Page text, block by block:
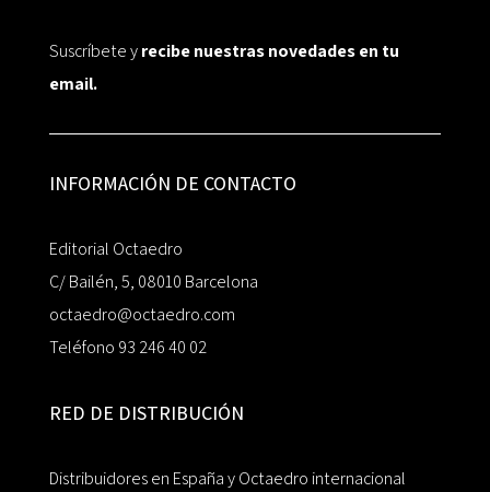
Suscríbete yrecibe nuestras novedades en tu
email.
INFORMACIÓN DE CONTACTO
Editorial Octaedro
C/ Bailén, 5, 08010 Barcelona
octaedro@octaedro.com
Teléfono 93 246 40 02
RED DE DISTRIBUCIÓN
Distribuidores en España y Octaedro internacional